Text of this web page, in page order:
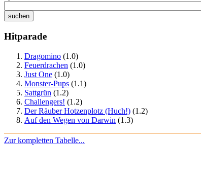
Hitparade
Dragomino (1.0)
Feuerdrachen (1.0)
Just One (1.0)
Monster-Pups (1.1)
Sattgrün (1.2)
Challengers! (1.2)
Der Räuber Hotzenplotz (Huch!) (1.2)
Auf den Wegen von Darwin (1.3)
Zur kompletten Tabelle...